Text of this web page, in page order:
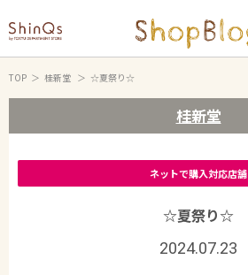
TOP 桂新堂 ☆夏祭り☆
桂新堂
ネットで購入対応店舗
☆夏祭り☆
2024.07.23